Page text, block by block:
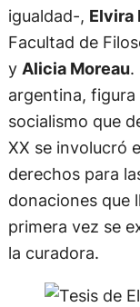
igualdad-, Elvira
Facultad de
y Alicia Moreau.
argentina,
socialismo que
XX se involucró
derechos para
donaciones que
primera vez se
la curadora.